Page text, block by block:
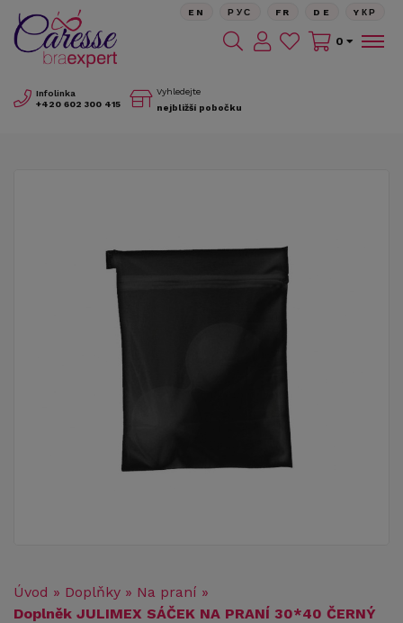
Infolinka
+420 602 300 415
Vyhledejte
nejbližší pobočku
EN РУС FR DE YКР
0
Úvod » Doplňky » Na praní »
Doplněk JULIMEX SÁČEK NA PRANÍ 30*40 ČERNÝ